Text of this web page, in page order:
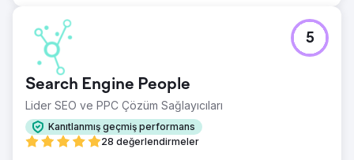
Search Engine People
Lider SEO ve PPC Çözüm Sağlayıcıları
Kanıtlanmış geçmiş performans
28 değerlendirmeler
5